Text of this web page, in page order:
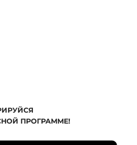
ПРОГРАММЕ!